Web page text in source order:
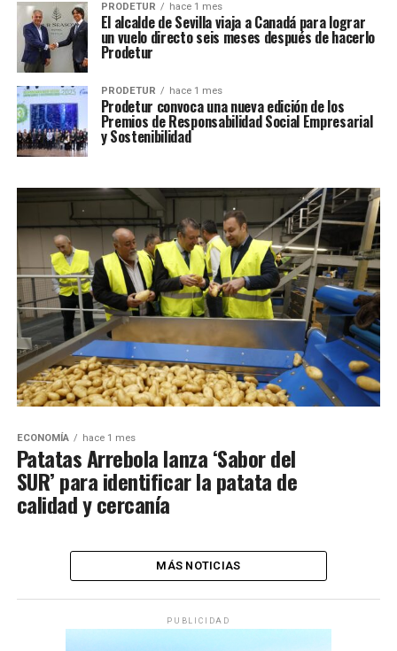
PRODETUR hace 1 mes
El alcalde de Sevilla viaja a Canadá para lograr
un vuelo directo seis meses después de hacerlo
Prodetur
PRODETUR hace 1 mes
Prodetur convoca una nueva edición de los
Premios de Responsabilidad Social Empresarial
y Sostenibilidad
ECONOMÍA hace 1 mes
Patatas Arrebola lanza ‘Sabor del
SUR’ para identificar la patata de
calidad y cercanía
MÁS NOTICIAS
PUBLICIDAD